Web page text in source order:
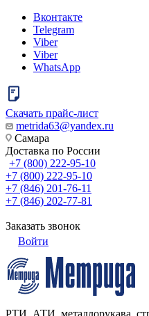
Вконтакте
Telegram
Viber
Viber
WhatsApp
Скачать прайс-лист
metrida63@yandex.ru
Самара
Доставка по России
+7 (800) 222-95-10
+7 (800) 222-95-10
+7 (846) 201-76-11
+7 (846) 202-77-81
Заказать звонок
Войти
РТИ, АТИ, металлорукава,